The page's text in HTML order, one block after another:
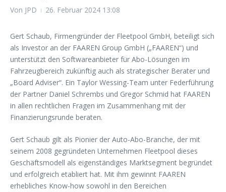
Von JPD 26. Februar 2024 13:08
Gert Schaub, Firmengründer der Fleetpool GmbH, beteiligt sich
als Investor an der FAAREN Group GmbH („FAAREN“) und
unterstützt den Softwareanbieter für Abo-Lösungen im
Fahrzeugbereich zukünftig auch als strategischer Berater und
„Board Adviser“. Ein Taylor Wessing-Team unter Federführung
der Partner Daniel Schrembs und Gregor Schmid hat FAAREN
in allen rechtlichen Fragen im Zusammenhang mit der
Finanzierungsrunde beraten.
Gert Schaub gilt als Pionier der Auto-Abo-Branche, der mit
seinem 2008 gegründeten Unternehmen Fleetpool dieses
Geschäftsmodell als eigenständiges Marktsegment begründet
und erfolgreich etabliert hat. Mit ihm gewinnt FAAREN
erhebliches Know-how sowohl in den Bereichen